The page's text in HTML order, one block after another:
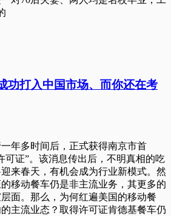
功打入中国市场、而你还在考
年多时间后，正式获得南京市首
可证”。该消息传出后，不明真相的吃
来春天，有机会成为行业新模式。然
移动餐车仍是非主流业务，其更多的
面。那么，为何红遍美国的移动餐
主流业态？取得许可证肯德基餐车仍